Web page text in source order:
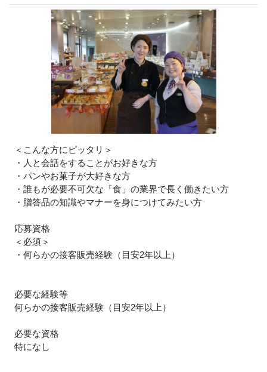
＜こんな方にピッタリ＞
・人と会話をすることがお好きな方
・パンやお菓子が大好きな方
・誰もが必要不可欠な「食」の業界で長く働きたい方
・贈答品の知識やマナーを身につけてみたい方
応募資格
＜必須＞
・何らかの接客販売経験（目安2年以上）
必要な経験等
何らかの接客販売経験（目安2年以上）
必要な資格
特になし